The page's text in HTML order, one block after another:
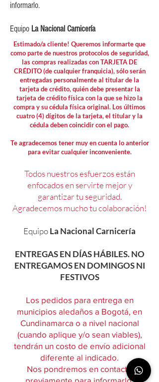
informarlo.
Equipo La Nacional Carnicería
Estimado/a cliente! Queremos informarte que
como parte de nuestros protocolos de seguridad,
las compras realizadas con TARJETA DE
CRÉDITO (de cualquier franquicia), sólo serán
entregadas personalmente al titular de la
tarjeta de crédito, quién debe presentar la
tarjeta de crédito física con la que se hizo la
compra y su cédula física original. Los últimos
cuatro (4) dígitos de la tarjeta, el titular y la
cédula deben coincidir con el pago.
Te agradecemos tener muy en cuenta lo anterior
para evitar cualquier inconveniente.
Todos nuestros esfuerzos están
enfocados en servirte mejor y
garantizar tu seguridad.
Agradecemos mucho tu colaboración!
EquipoLa Nacional Carnicería
ENTREGAS EN DÍAS HÁBILES. NO
ENTREGAMOS EN DOMINGOS NI
FESTIVOS
Los pedidos para entrega en
municipios aledaños a Bogotá, en
Cundinamarca o a nivel nacional
(cuando aplique y/o sean viables),
tendrán un costo de envío adicional
diferente al indicado.
Nos pondremos en contacto